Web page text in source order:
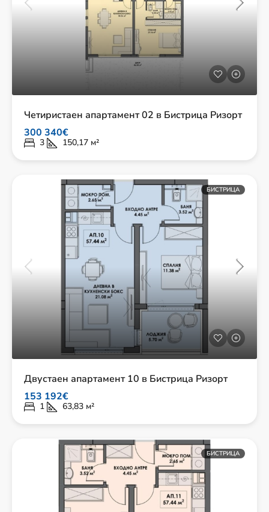
Четиристаен апартамент 02 в Бистрица Ризорт
300 340€
3 150,17 м²
БИСТРИЦА
Двустаен апартамент 10 в Бистрица Ризорт
153 192€
1 63,83 м²
БИСТРИЦА